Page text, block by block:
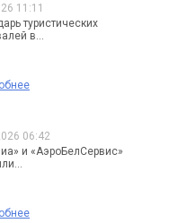
11:11
туристических
в...
06:42
и «АэроБелСервис»